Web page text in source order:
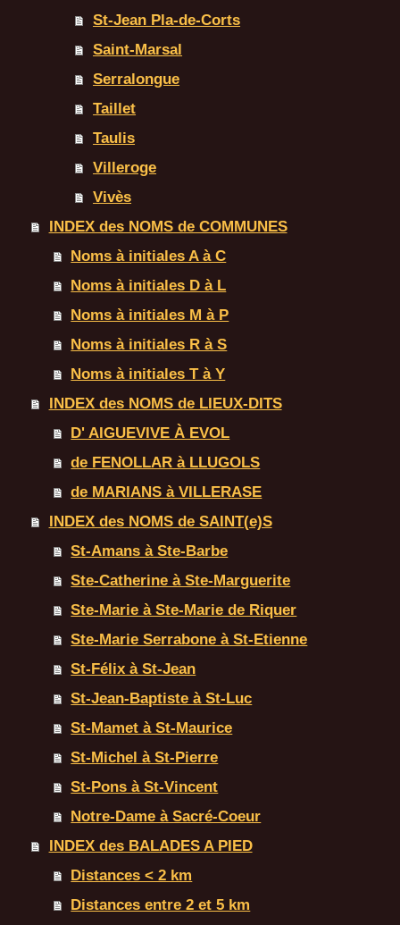
St-Jean Pla-de-Corts
Saint-Marsal
Serralongue
Taillet
Taulis
Villeroge
Vivès
INDEX des NOMS de COMMUNES
Noms à initiales A à C
Noms à initiales D à L
Noms à initiales M à P
Noms à initiales R à S
Noms à initiales T à Y
INDEX des NOMS de LIEUX-DITS
D' AIGUEVIVE À EVOL
de FENOLLAR à LLUGOLS
de MARIANS à VILLERASE
INDEX des NOMS de SAINT(e)S
St-Amans à Ste-Barbe
Ste-Catherine à Ste-Marguerite
Ste-Marie à Ste-Marie de Riquer
Ste-Marie Serrabone à St-Etienne
St-Félix à St-Jean
St-Jean-Baptiste à St-Luc
St-Mamet à St-Maurice
St-Michel à St-Pierre
St-Pons à St-Vincent
Notre-Dame à Sacré-Coeur
INDEX des BALADES A PIED
Distances < 2 km
Distances entre 2 et 5 km